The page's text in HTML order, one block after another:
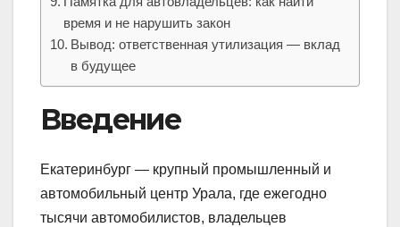
время и не нарушить закон
Вывод: ответственная утилизация — вклад
в будущее
Введение
Екатеринбург — крупный промышленный и
автомобильный центр Урала, где ежегодно
тысячи автомобилистов, владельцев